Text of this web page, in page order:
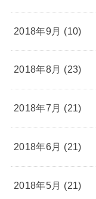
2018年9月 (10)
2018年8月 (23)
2018年7月 (21)
2018年6月 (21)
2018年5月 (21)